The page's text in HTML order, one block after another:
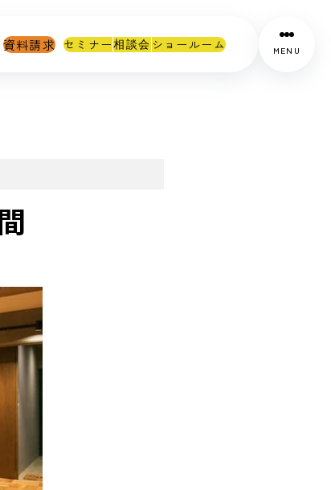
資料請求 セミナー 相談会 ショールーム MENU